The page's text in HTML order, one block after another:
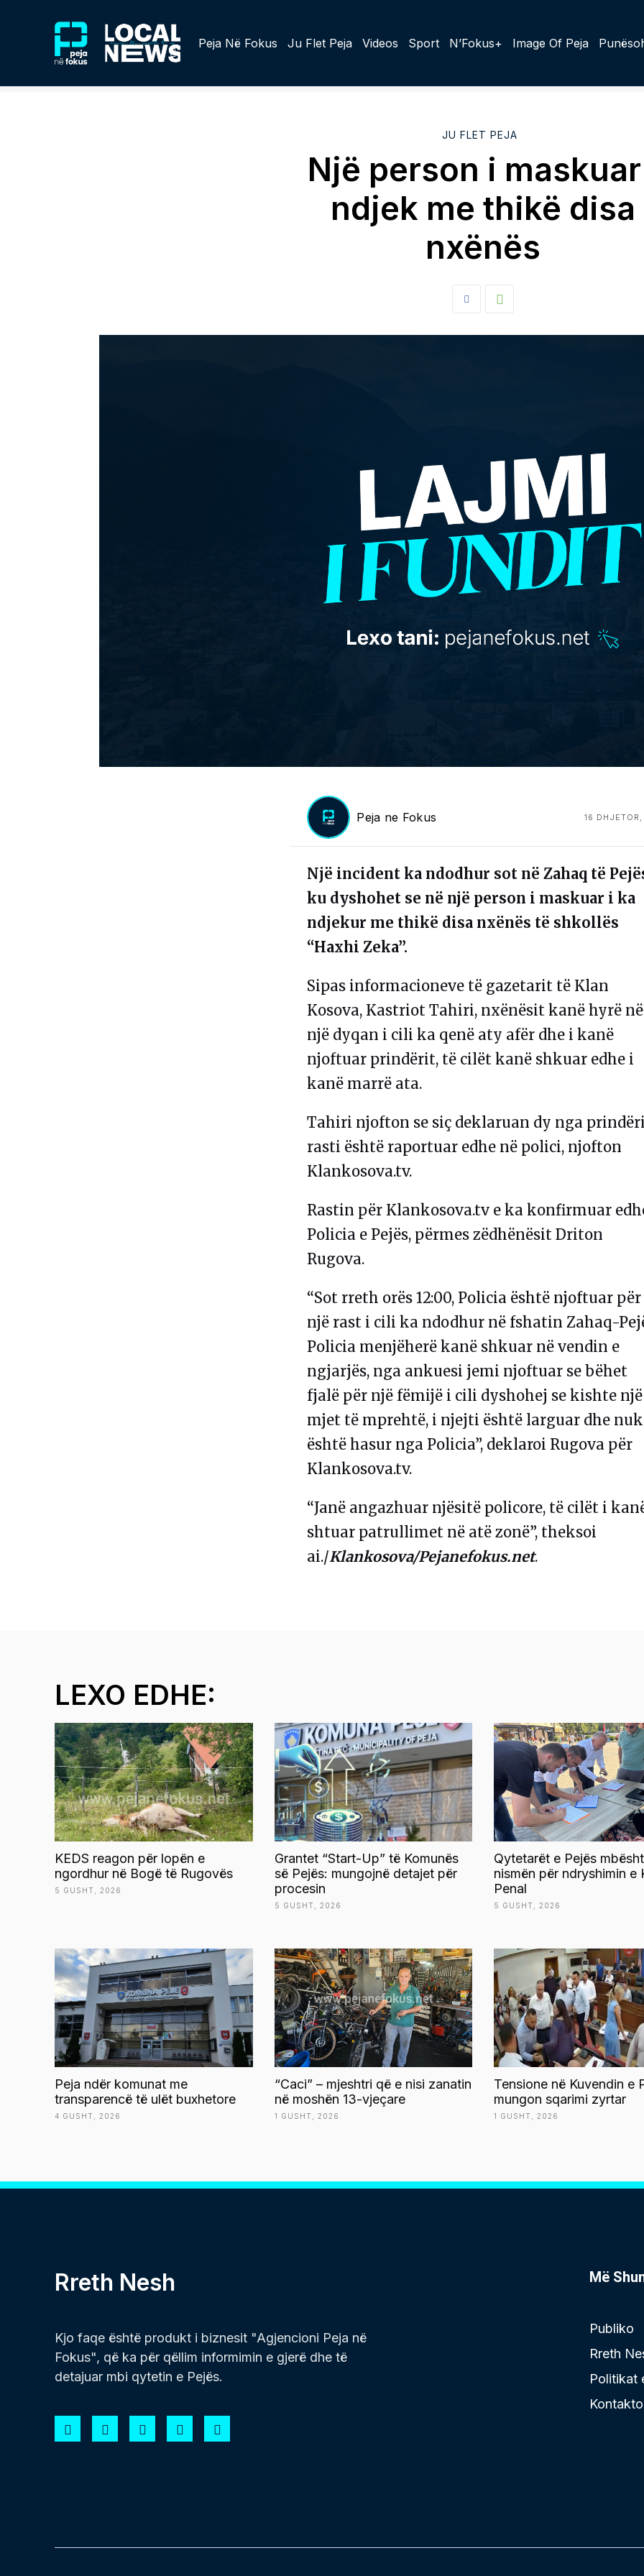
Peja Në Fokus Ju Flet Peja Videos Sport N’Fokus+ Image Of Peja
JU FLET PEJA
Një person i
ndjek me thikë disa
nxënës
Peja ne Fokus 16
Një incident ka ndodhur sot në Zahaq të
ku dyshohet se në një person i maskuar i ka
ndjekur me thikë disa nxënës të shkollës
“Haxhi Zeka”.
Sipas informacioneve të gazetarit të Klan
Kosova, Kastriot Tahiri, nxënësit kanë hyrë në
një dyqan i cili ka qenë aty afër dhe i kanë
njoftuar prindërit, të cilët kanë shkuar edhe i
kanë marrë ata.
Tahiri njofton se siç deklaruan dy nga
rasti është raportuar edhe në polici, njofton
Klankosova.tv.
Rastin për Klankosova.tv e ka konfirmuar
Policia e Pejës, përmes zëdhënësit Driton
Rugova.
“Sot rreth orës 12:00, Policia është njoftuar për
një rast i cili ka ndodhur në fshatin Zahaq-
Policia menjëherë kanë shkuar në vendin e
ngjarjës, nga ankuesi jemi njoftuar se bëhet
fjalë për një fëmijë i cili dyshohej se kishte një
mjet të mprehtë, i njejti është larguar dhe nuk
është hasur nga Policia”, deklaroi Rugova për
Klankosova.tv.
“Janë angazhuar njësitë policore, të cilët i
shtuar patrullimet në atë zonë”, theksoi
ai./Klankosova/Pejanefokus.net.
LEXO EDHE:
KEDS reagon për lopën e
ngordhur në Bogë të Rugovës
5 GUSHT, 2026
Grantet “Start-Up” të Komunës
së Pejës: mungojnë detajet për
procesin
5 GUSHT, 2026
Qytetarët e Pejës
nismën për ndryshimin e
Penal
5 GUSHT, 2026
Peja ndër komunat me
transparencë të ulët buxhetore
4 GUSHT, 2026
“Caci” – mjeshtri që e nisi zanatin
në moshën 13-vjeçare
1 GUSHT, 2026
Tensione në Kuvendin e
mungon sqarimi zyrtar
1 GUSHT, 2026
Rreth Nesh
Kjo faqe është produkt i biznesit "Agjencioni Peja në
Fokus", që ka për qëllim informimin e gjerë dhe të
detajuar mbi qytetin e Pejës.
Më
Publiko
Rreth
Politikat
Kontakto